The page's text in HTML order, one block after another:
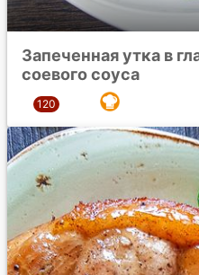
Запеченная утка в
соевого соуса